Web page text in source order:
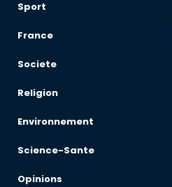
Sport
France
Societe
Religion
Environnement
Science-Sante
Opinions